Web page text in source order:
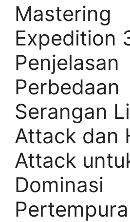
Mastering
Expedition
Penjelasan
Perbedaan
Serangan
Attack dan
Attack
Dominasi